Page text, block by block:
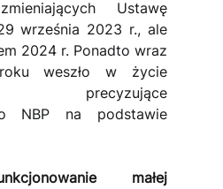
Ustawę
września 2023 r., ale
2024 r. Ponadto wraz
weszło w życie
precyzujące
NBP na podstawie
małej